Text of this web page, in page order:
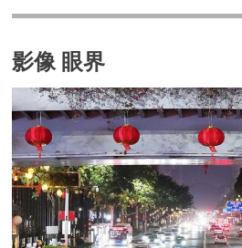
影像 眼界